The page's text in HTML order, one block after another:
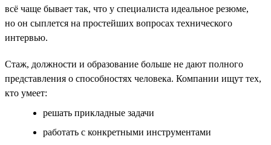
всё чаще бывает так, что у специалиста идеальное резюме,
но он сыплется на простейших вопросах технического
интервью.
Стаж, должности и образование больше не дают полного
представления о способностях человека. Компании ищут тех,
кто умеет:
решать прикладные задачи
работать с конкретными инструментами